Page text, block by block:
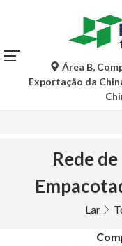
As traduções
para referência e
quaisquer dúvidas,
Área B,
Exportação da
Rede
Lar